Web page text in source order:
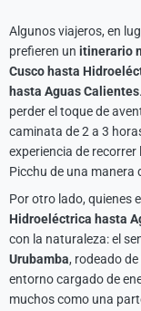
Algunos viajeros, en
prefieren un itinerario
Cusco hasta
hasta Aguas Calientes
perder el toque de
caminata de 2 a 3
experiencia de recorrer
Picchu de una
Por otro lado, quienes
Hidroeléctrica hasta
con la naturaleza: el
Urubamba, rodeado
entorno cargado de
muchos como una